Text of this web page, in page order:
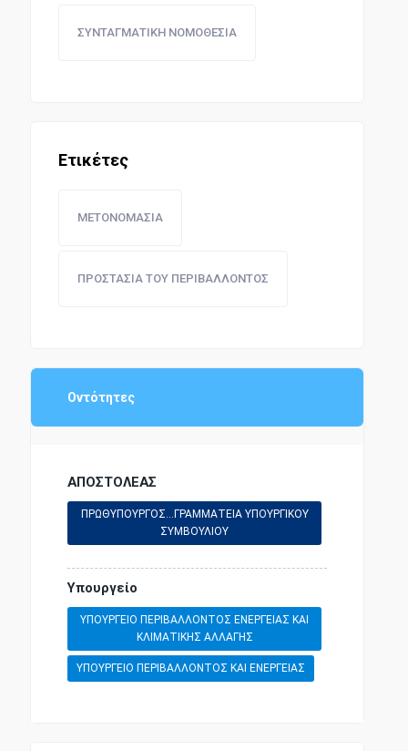
ΣΥΝΤΑΓΜΑΤΙΚΗ ΝΟΜΟΘΕΣΙΑ
Ετικέτες
ΜΕΤΟΝΟΜΑΣΙΑ
ΠΡΟΣΤΑΣΙΑ ΤΟΥ ΠΕΡΙΒΑΛΛΟΝΤΟΣ
Οντότητες
ΑΠΟΣΤΟΛΕΑΣ
ΠΡΩΘΥΠΟΥΡΓΟΣ...ΓΡΑΜΜΑΤΕΙΑ ΥΠΟΥΡΓΙΚΟΥ
ΣΥΜΒΟΥΛΙΟΥ
Υπουργείο
ΥΠΟΥΡΓΕΙΟ ΠΕΡΙΒΑΛΛΟΝΤΟΣ ΕΝΕΡΓΕΙΑΣ ΚΑΙ
ΚΛΙΜΑΤΙΚΗΣ ΑΛΛΑΓΗΣ
ΥΠΟΥΡΓΕΙΟ ΠΕΡΙΒΑΛΛΟΝΤΟΣ ΚΑΙ ΕΝΕΡΓΕΙΑΣ